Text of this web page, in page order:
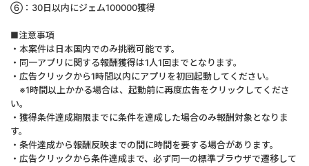
⑥：30日以内にジェム100000獲得
■注意事項
・本案件は日本国内でのみ挑戦可能です。
・同一アプリに関する報酬獲得は1人1回までとなります。
・広告クリックから1時間以内にアプリを初回起動してください。
※1時間以上かかる場合は、起動前に再度広告をクリックしてくださ
い。
・獲得条件達成期限までに条件を達成した場合のみ報酬対象となりま
す。
・条件達成から報酬反映までの間に時間を要する場合があります。
・広告クリックから条件達成まで、必ず同一の標準ブラウザで遷移して